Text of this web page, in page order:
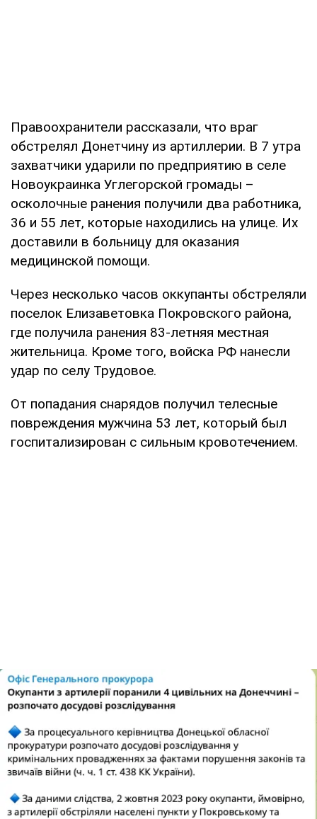
Правоохранители рассказали, что враг
обстрелял Донетчину из артиллерии. В 7 утра
захватчики ударили по предприятию в селе
Новоукраинка Углегорской громады –
осколочные ранения получили два работника,
36 и 55 лет, которые находились на улице. Их
доставили в больницу для оказания
медицинской помощи.
Через несколько часов оккупанты обстреляли
поселок Елизаветовка Покровского района,
где получила ранения 83-летняя местная
жительница. Кроме того, войска РФ нанесли
удар по селу Трудовое.
От попадания снарядов получил телесные
повреждения мужчина 53 лет, который был
госпитализирован с сильным кровотечением.